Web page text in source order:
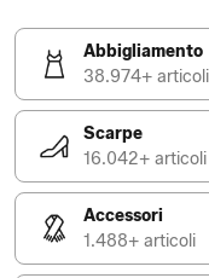
Abbigliamento
38.974+ articoli
Scarpe
16.042+ articoli
Accessori
1.488+ articoli